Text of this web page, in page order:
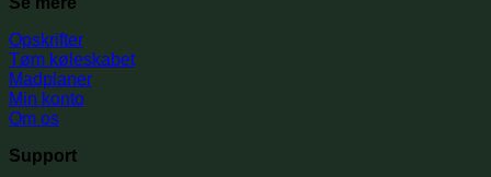
Opskrifter
Tøm køleskabet
Madplaner
Min konto
Om os
Support